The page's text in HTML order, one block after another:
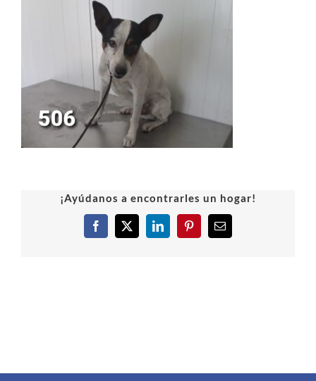
¡Ayúdanos a encontrarles un hogar!
Facebook
X LinkedInPinterestCorreo